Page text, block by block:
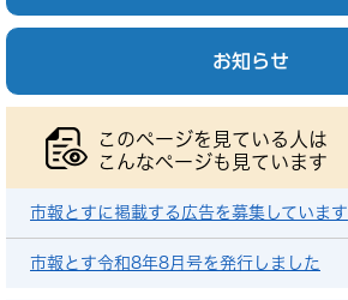
お知らせ
このページを見ている人は
こんなページも見ています
市報とすに掲載する広告を募集しています
市報とす令和8年8月号を発行しました